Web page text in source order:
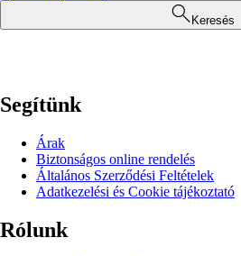
Keresés
Segítünk
Árak
Biztonságos online rendelés
Általános Szerződési Feltételek
Adatkezelési és Cookie tájékoztató
Rólunk